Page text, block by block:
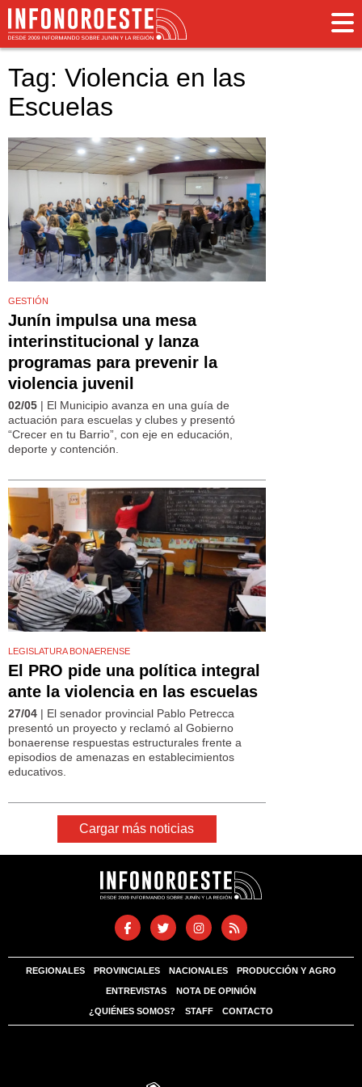
Tag: Violencia en las
Escuelas
GESTIÓN
Junín impulsa una mesa
interinstitucional y lanza
programas para prevenir la
violencia juvenil
02/05 | El Municipio avanza en una guía de
actuación para escuelas y clubes y presentó
“Crecer en tu Barrio”, con eje en educación,
deporte y contención.
LEGISLATURA BONAERENSE
El PRO pide una política integral
ante la violencia en las escuelas
27/04 | El senador provincial Pablo Petrecca
presentó un proyecto y reclamó al Gobierno
bonaerense respuestas estructurales frente a
episodios de amenazas en establecimientos
educativos.
Cargar más noticias
REGIONALES PROVINCIALES NACIONALES PRODUCCIÓN Y AGRO
ENTREVISTAS NOTA DE OPINIÓN
¿QUIÉNES SOMOS? STAFF CONTACTO